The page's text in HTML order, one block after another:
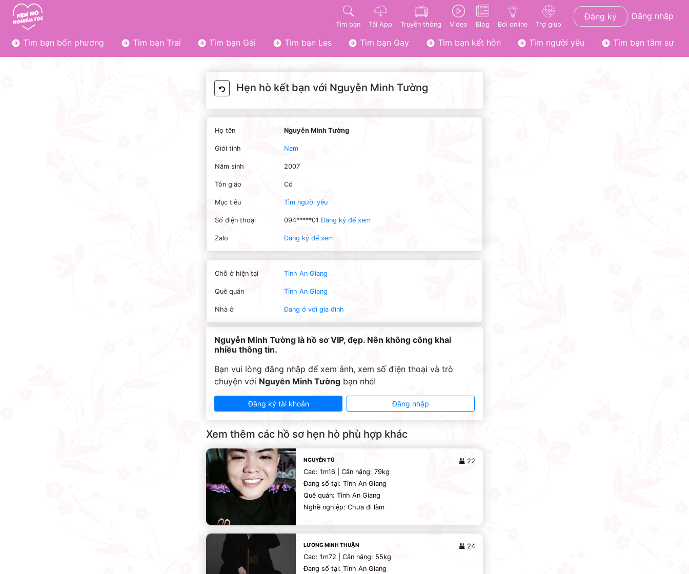
Tìm bạn Tải App Truyền thông Video Blog Bói online Trợ giúp
Đăng ký Đăng nhập
Tìm bạn bốn phương Tìm bạn Trai Tìm bạn Gái Tìm bạn Les Tìm bạn Gay Tìm bạn kết hôn Tìm người yêu Tìm bạn tâm sự
Hẹn hò kết bạn với Nguyễn Minh Tường
Họ tên Nguyễn Minh Tường
Giới tính Nam
Năm sinh 2007
Tôn giáo Có
Mục tiêu Tìm người yêu
Số điện thoại 094*****01Đăng ký để xem
Zalo Đăng ký để xem
Chỗ ở hiện tại Tỉnh An Giang
Quê quán Tỉnh An Giang
Nhà ở Đang ở với gia đình
Nguyễn Minh Tường là hồ sơ VIP, đẹp. Nên không công khai
nhiều thông tin.
Bạn vui lòng đăng nhập để xem ảnh, xem số điện thoại và trò
chuyện với Nguyễn Minh Tường bạn nhé!
Đăng ký tài khoản Đăng nhập
Xem thêm các hồ sơ hẹn hò phù hợp khác
22
NGUYỄN TÚ
Cao: 1m16 | Cân nặng: 79kg
Đang số tại: Tỉnh An Giang
Quê quán: Tỉnh An Giang
Nghề nghiệp: Chưa đi làm
24
LƯƠNG MINH THUẬN
Cao: 1m72 | Cân nặng: 55kg
Đang số tại: Tỉnh An Giang